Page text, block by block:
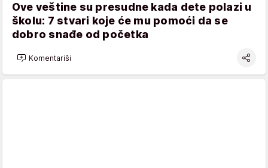
Ove veštine su presudne kada dete polazi u
školu: 7 stvari koje će mu pomoći da se
dobro snađe od početka
Komentariši